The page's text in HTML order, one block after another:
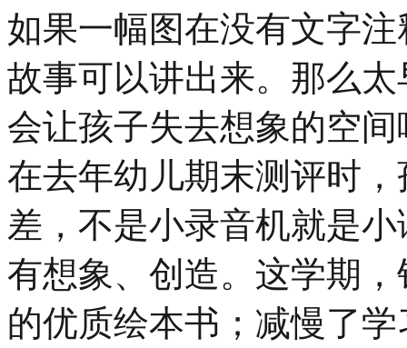
如果一幅图在没有文字
故事可以讲出来。那么
会让孩子失去想象的空间
在去年幼儿期末测评时
差，不是小录音机就是
有想象、创造。这学期
的优质绘本书；减慢了